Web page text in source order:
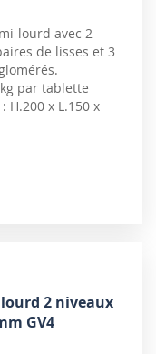
lourd avec 2
de lisses et 3
par tablette
H.200 x L.150 x
2 niveaux
GV4